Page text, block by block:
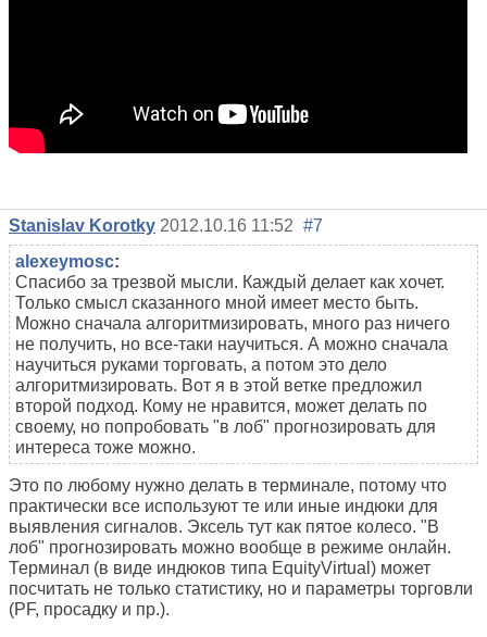
Stanislav Korotky 2012.10.16 11:52 #7
alexeymosc:
Спасибо за трезвой мысли. Каждый делает как хочет.
Только смысл сказанного мной имеет место быть.
Можно сначала алгоритмизировать, много раз ничего
не получить, но все-таки научиться. А можно сначала
научиться руками торговать, а потом это дело
алгоритмизировать. Вот я в этой ветке предложил
второй подход. Кому не нравится, может делать по
своему, но попробовать "в лоб" прогнозировать для
интереса тоже можно.
Это по любому нужно делать в терминале, потому что
практически все используют те или иные индюки для
выявления сигналов. Эксель тут как пятое колесо. "В
лоб" прогнозировать можно вообще в режиме онлайн.
Терминал (в виде индюков типа EquityVirtual) может
посчитать не только статистику, но и параметры торговли
(PF, просадку и пр.).